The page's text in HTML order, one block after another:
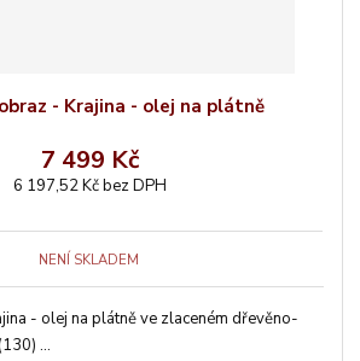
- Krajina - olej na plátně
7 499 Kč
6 197,52 Kč bez DPH
NENÍ SKLADEM
- olej na plátně ve zlaceném dřevěno-
...